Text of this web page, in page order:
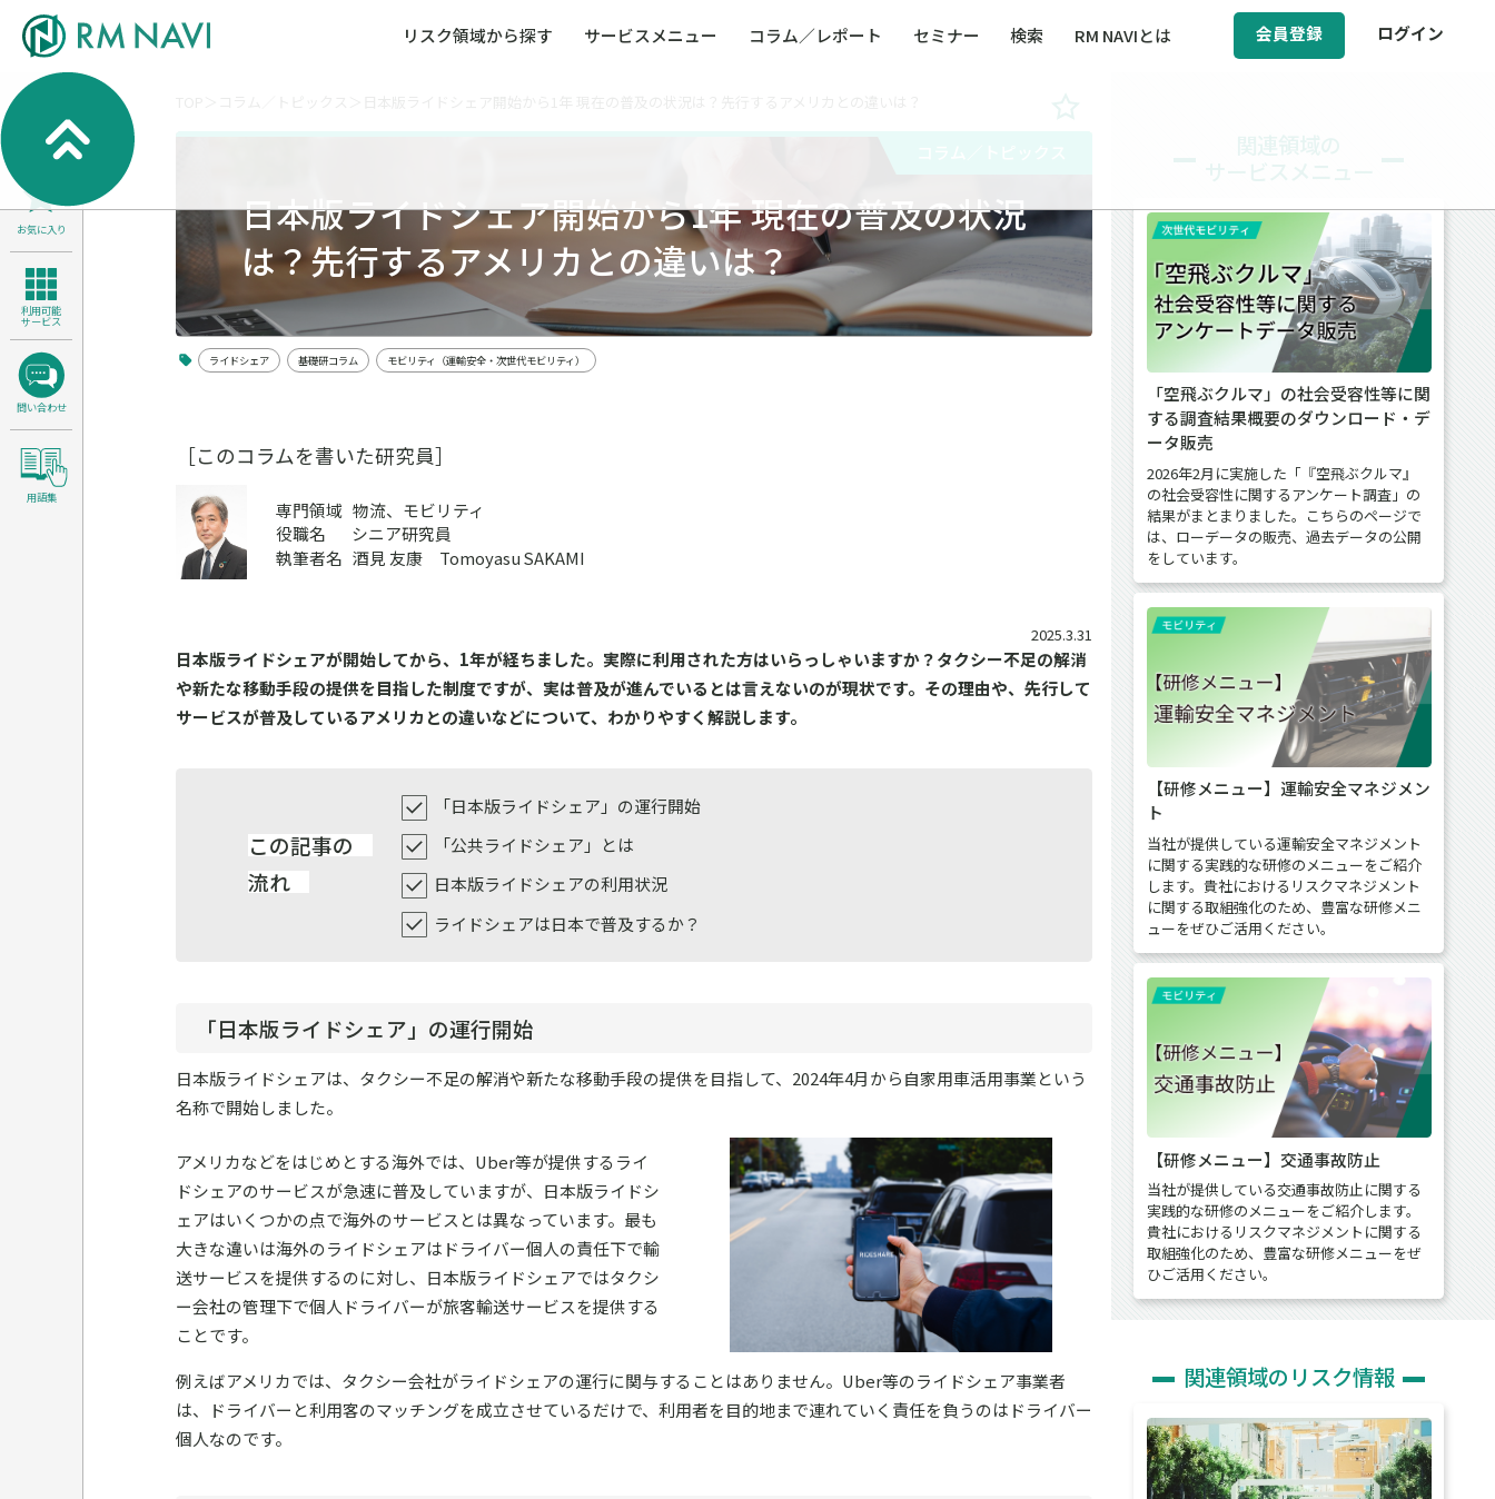
リスク領域から探す サービスメニュー コラム／レポート セミナー 検索 RM NAVIとは 会員登録 ログイン
BCP／BCM（事業継続マネジメント）
サステナビリティ経営支援
人権・人的資本課題解決支援
安全文化醸成／労働安全衛生
医療／介護／障害福祉／子ども・児童福祉等
全社的リスク管理（ERM）
危機管理
製品安全・食品安全
コンプライアンス・内部統制
検索
お気に入り
利用可能
サービス
問い合わせ
用語集
日本版ライドシェア開始から1年 現在の普及の状況
は？先行するアメリカとの違いは？
ライドシェア 基礎研コラム モビリティ（運輸安全・次世代モビリティ）
［このコラムを書いた研究員］
専門領域 物流、モビリティ
役職名
シニア研究員
執筆者名 酒見 友康 Tomoyasu SAKAMI
2025.3.31
日本版ライドシェアが開始してから、1年が経ちました。実際に利用された方はいらっしゃいますか？タクシー不足の解消
や新たな移動手段の提供を目指した制度ですが、実は普及が進んでいるとは言えないのが現状です。その理由や、先行して
サービスが普及しているアメリカとの違いなどについて、わかりやすく解説します。
この記事の
流れ
「日本版ライドシェア」の運行開始
「公共ライドシェア」とは
日本版ライドシェアの利用状況
ライドシェアは日本で普及するか？
「日本版ライドシェア」の運行開始
日本版ライドシェアは、タクシー不足の解消や新たな移動手段の提供を目指して、2024年4月から自家用車活用事業という
名称で開始しました。
アメリカなどをはじめとする海外では、Uber等が提供するライ
ドシェアのサービスが急速に普及していますが、日本版ライドシ
ェアはいくつかの点で海外のサービスとは異なっています。最も
大きな違いは海外のライドシェアはドライバー個人の責任下で輸
送サービスを提供するのに対し、日本版ライドシェアではタクシ
ー会社の管理下で個人ドライバーが旅客輸送サービスを提供する
ことです。
例えばアメリカでは、タクシー会社がライドシェアの運行に関与することはありません。Uber等のライドシェア事業者
は、ドライバーと利用客のマッチングを成立させているだけで、利用者を目的地まで連れていく責任を負うのはドライバー
個人なのです。
「空飛ぶクルマ」の社会受容性等に関
する調査結果概要のダウンロード・デ
ータ販売
2026年2月に実施した「『空飛ぶクルマ』
の社会受容性に関するアンケート調査」の
結果がまとまりました。こちらのページで
は、ローデータの販売、過去データの公開
をしています。
【研修メニュー】運輸安全マネジメン
ト
当社が提供している運輸安全マネジメント
に関する実践的な研修のメニューをご紹介
します。貴社におけるリスクマネジメント
に関する取組強化のため、豊富な研修メニ
ューをぜひご活用ください。
【研修メニュー】交通事故防止
当社が提供している交通事故防止に関する
実践的な研修のメニューをご紹介します。
貴社におけるリスクマネジメントに関する
取組強化のため、豊富な研修メニューをぜ
ひご活用ください。
関連領域のリスク情報